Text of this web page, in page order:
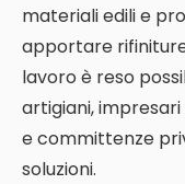
materiali edili e
apportare
lavoro è reso
artigiani,
e committenze
soluzioni.